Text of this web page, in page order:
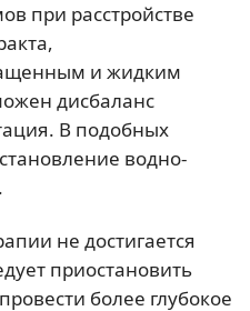
при расстройстве
и жидким
дисбаланс
В подобных
водно-
не достигается
приостановить
более глубокое